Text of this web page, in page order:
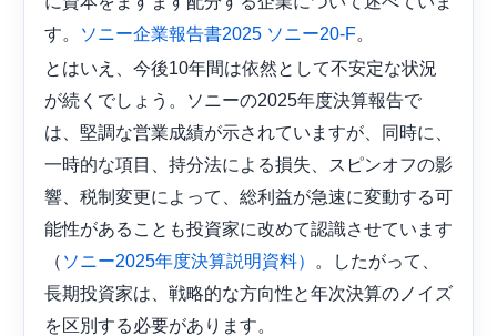
す。
ソニー企業報告書2025 ソニー20-F
とはいえ、今後10年間は​​依然として不安定な状況
が続くでしょう。ソニーの2025年度決算報告で
は、堅調な営業成績が示されていますが、同時に、
一時的な項目、持分法による損失、スピンオフの影
響、税制変更によって、総利益が急速に変動する可
能性があることも投資家に改めて認識させています
（ ソニー2025年度決算説明資料）
。したがって、
長期投資家は、戦略的な方向性と年次決算のノイズ
を区別する必要があります。